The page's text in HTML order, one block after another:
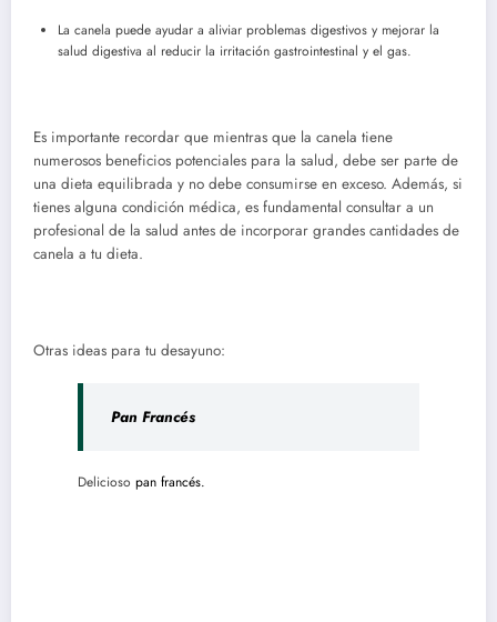
La canela puede ayudar a aliviar problemas digestivos y mejorar la
salud digestiva al reducir la irritación gastrointestinal y el gas.
Es importante recordar que mientras que la canela tiene
numerosos beneficios potenciales para la salud, debe ser parte de
una dieta equilibrada y no debe consumirse en exceso. Además, si
tienes alguna condición médica, es fundamental consultar a un
profesional de la salud antes de incorporar grandes cantidades de
canela a tu dieta.
Otras ideas para tu desayuno:
Pan Francés
Delicioso pan francés.